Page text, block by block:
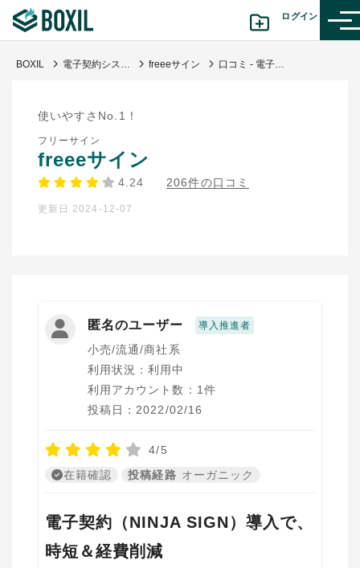
ログイン
記事から探す
BOXILの使い方ガイド
BOXIL 電子契約システム freeeサイン 口コミ - 電子契約（NINJA SIGN）導入で、時短＆経費削減
使いやすさNo.1！
フリーサイン
freeeサイン
4.24 206件の口コミ
更新日 2024-12-07
匿名のユーザー 導入推進者
小売/流通/商社系
利用状況：利用中
利用アカウント数：1件
投稿日：2022/02/16
4/5
在籍確認
投稿経路 オーガニック
電子契約（NINJA SIGN）導入で、
時短＆経費削減